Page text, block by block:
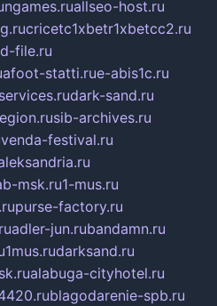
allseo-host.ru
cricetc1xbetr1xbetcc2.ru
file.ru
statti.rue-abis1c.ru
dark-sand.ru
sib-archives.ru
venda-festival.ru
msk.ru1-mus.ru
purse-factory.ru
adler-jun.rubandamn.ru
1mus.rudarksand.ru
alabuga-cityhotel.ru
blagodarenie-spb.ru